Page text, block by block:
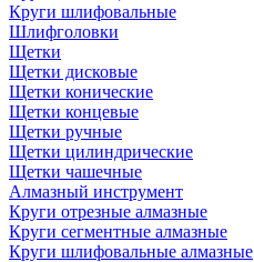
Круги шлифовальные
Шлифголовки
Щетки
Щетки дисковые
Щетки конические
Щетки концевые
Щетки ручные
Щетки цилиндрические
Щетки чашечные
Алмазный инструмент
Круги отрезные алмазные
Круги сегментные алмазные
Круги шлифовальные алмазные